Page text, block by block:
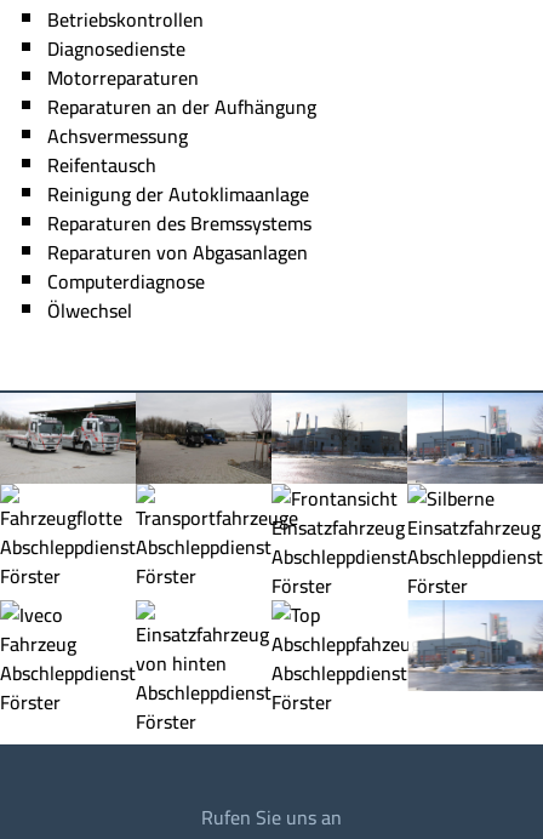
Betriebskontrollen
Diagnosedienste
Motorreparaturen
Reparaturen an der Aufhängung
Achsvermessung
Reifentausch
Reinigung der Autoklimaanlage
Reparaturen des Bremssystems
Reparaturen von Abgasanlagen
Computerdiagnose
Ölwechsel
Rufen Sie uns an